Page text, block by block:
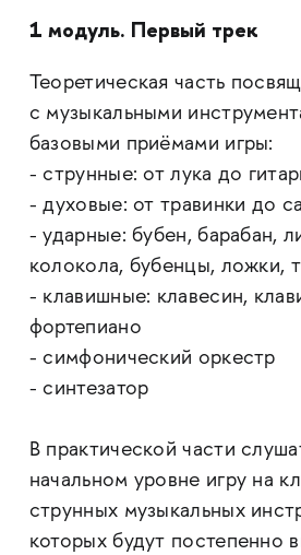
1 модуль. Первый трек
Теоретическая часть
с музыкальными
базовыми приёмами игры:
- струнные: от лука до
- духовые: от травинки до
- ударные: бубен, барабан,
колокола, бубенцы, ложки,
- клавишные: клавесин,
фортепиано
- симфонический оркестр
- синтезатор
В практической части
начальном уровне игру на
струнных музыкальных
которых будут постепенно